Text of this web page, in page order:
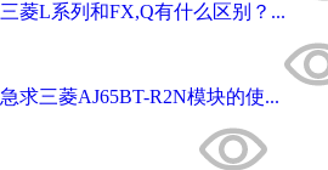
三菱L系列和FX,Q有什么区别？...
急求三菱AJ65BT-R2N模块的使...